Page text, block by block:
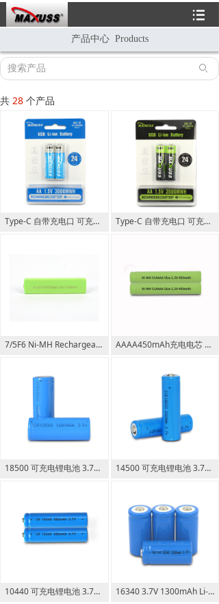
뀑
产品中心 Products
共 28 个产品
Type-C 自带充电口 可充电AA 3000MWH USB Li-ion Battery Type-C 自带充电口 可充电AA 3500MWH USB Li-ion Battery
7/5F6 Ni-MH Rechargeable Battery 1.2V 1100mAh 3/5F6 AAAA450mAh充电电芯 高度52mm 5/4AAAA Rechargeable Battery
18500 可充电锂电池 3.7V 1600mAh 5.93Wh AA Li-ion Battery 14500 可充电锂电池 3.7V 800mAh 2.96Wh AA锂电池 5号锂电池
10440 可充电锂电池 3.7V 350mAh 1.295Wh AAA锂电池 7号锂电池 16340 3.7V 1300mAh Li-ion Rechargeable Battery 可充锂电池
ꄙ